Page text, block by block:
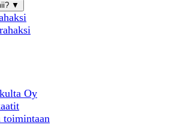
▼
Oy
toimintaan